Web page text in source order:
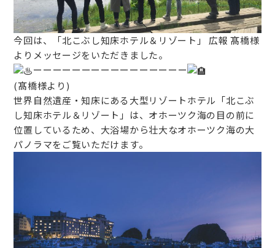
今回は、「北こぶし知床ホテル＆リゾート」 広報 髙橋様
よりメッセージをいただきました。
ーーーーーーーーーーーーーーーー
(髙橋様より)
世界自然遺産・知床にある大型リゾートホテル「北こぶ
し知床ホテル＆リゾート」は、オホーツク海の目の前に
位置しているため、大浴場から壮大なオホーツク海の大
パノラマをご覧いただけます。